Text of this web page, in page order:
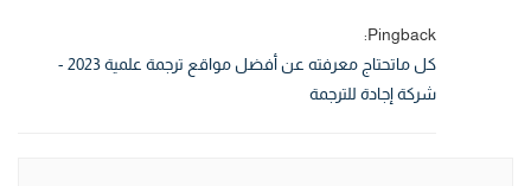
Pingback:
كل ماتحتاج معرفته عن أفضل مواقع ترجمة علمية 2023 -
شركة إجادة للترجمة